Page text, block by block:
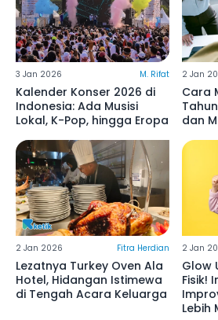
3 Jan 2026 M. Rifat
Kalender Konser 2026 di
Indonesia: Ada Musisi
Lokal, K-Pop, hingga Eropa
2 Jan
Cara
dan
2 Jan 2026 Fitra Herdian
Lezatnya Turkey Oven Ala
Hotel, Hidangan Istimewa
di Tengah Acara Keluarga
2 Jan
Glow
Fisik!
Lebih